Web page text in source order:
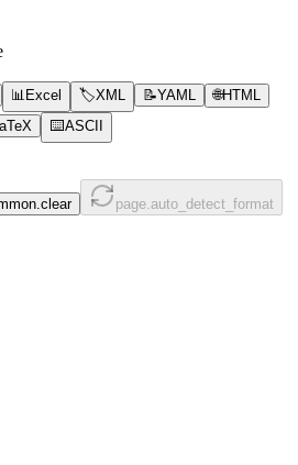
📊 Excel 🏷️XML 📝YAML 🌐HTML
LaTeX ⌨️ASCII
page.auto_detect_format